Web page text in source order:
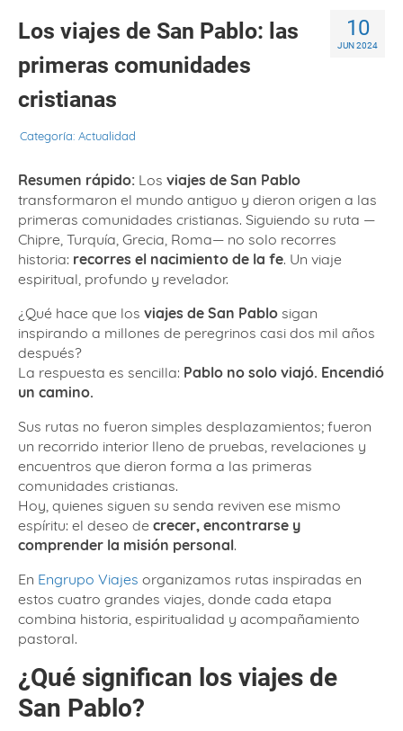
10
JUN 2024
Los viajes de San Pablo: las
primeras comunidades
cristianas
Categoría: Actualidad
Resumen rápido: Los viajes de San Pablo
transformaron el mundo antiguo y dieron origen a las
primeras comunidades cristianas. Siguiendo su ruta —
Chipre, Turquía, Grecia, Roma— no solo recorres
historia: recorres el nacimiento de la fe. Un viaje
espiritual, profundo y revelador.
¿Qué hace que los viajes de San Pablo sigan
inspirando a millones de peregrinos casi dos mil años
después?
La respuesta es sencilla: Pablo no solo viajó. Encendió
un camino.
Sus rutas no fueron simples desplazamientos; fueron
un recorrido interior lleno de pruebas, revelaciones y
encuentros que dieron forma a las primeras
comunidades cristianas.
Hoy, quienes siguen su senda reviven ese mismo
espíritu: el deseo de crecer, encontrarse y
comprender la misión personal.
En Engrupo Viajes organizamos rutas inspiradas en
estos cuatro grandes viajes, donde cada etapa
combina historia, espiritualidad y acompañamiento
pastoral.
¿Qué significan los viajes de
San Pablo?